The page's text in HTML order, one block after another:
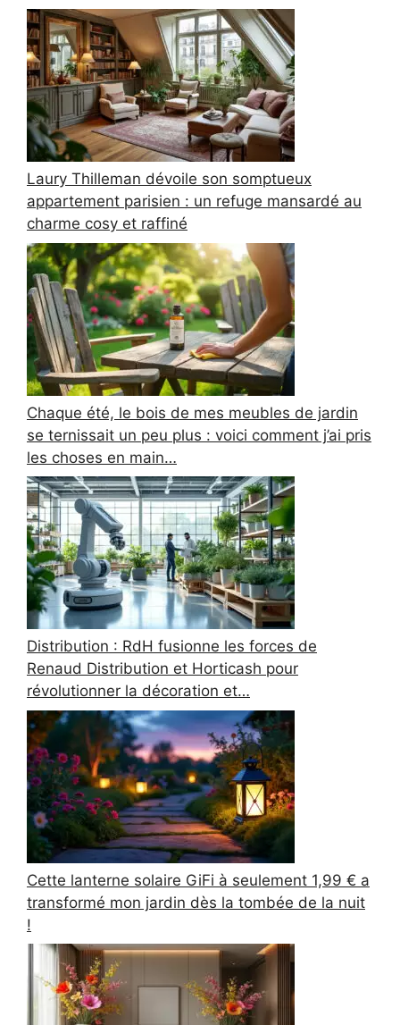
Laury Thilleman dévoile son somptueux
appartement parisien : un refuge mansardé au
charme cosy et raffiné
Chaque été, le bois de mes meubles de jardin
se ternissait un peu plus : voici comment j’ai pris
les choses en main…
Distribution : RdH fusionne les forces de
Renaud Distribution et Horticash pour
révolutionner la décoration et…
Cette lanterne solaire GiFi à seulement 1,99 € a
transformé mon jardin dès la tombée de la nuit
!